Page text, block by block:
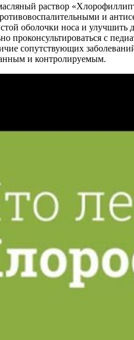
раствор
и
оболочки носа и
проконсультироваться с
сопутствующих
и контролируемым.